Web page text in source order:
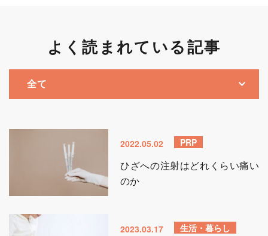
よく読まれている記事
2022.05.02 PRP
ひざへの注射はどれくらい痛い
のか
2023.03.17 生活・暮らし